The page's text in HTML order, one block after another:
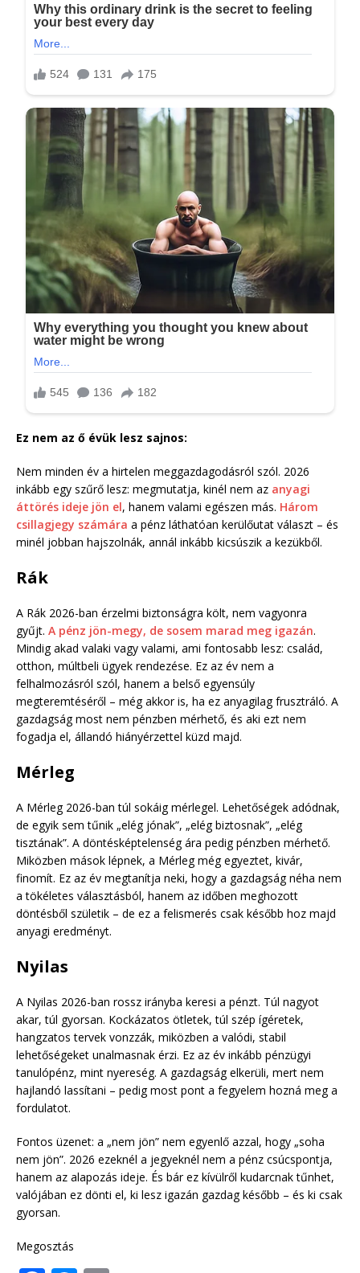
Ez nem az ő évük lesz sajnos:
Nem minden év a hirtelen meggazdagodásról szól. 2026
inkább egy szűrő lesz: megmutatja, kinél nem az anyagi
áttörés ideje jön el, hanem valami egészen más. Három
csillagjegy számára a pénz láthatóan kerülőutat választ – és
minél jobban hajszolnák, annál inkább kicsúszik a kezükből.
Rák
A Rák 2026-ban érzelmi biztonságra költ, nem vagyonra
gyűjt. A pénz jön-megy, de sosem marad meg igazán.
Mindig akad valaki vagy valami, ami fontosabb lesz: család,
otthon, múltbeli ügyek rendezése. Ez az év nem a
felhalmozásról szól, hanem a belső egyensúly
megteremtéséről – még akkor is, ha ez anyagilag frusztráló. A
gazdagság most nem pénzben mérhető, és aki ezt nem
fogadja el, állandó hiányérzettel küzd majd.
Mérleg
A Mérleg 2026-ban túl sokáig mérlegel. Lehetőségek adódnak,
de egyik sem tűnik „elég jónak”, „elég biztosnak”, „elég
tisztának”. A döntésképtelenség ára pedig pénzben mérhető.
Miközben mások lépnek, a Mérleg még egyeztet, kivár,
finomít. Ez az év megtanítja neki, hogy a gazdagság néha nem
a tökéletes választásból, hanem az időben meghozott
döntésből születik – de ez a felismerés csak később hoz majd
anyagi eredményt.
Nyilas
A Nyilas 2026-ban rossz irányba keresi a pénzt. Túl nagyot
akar, túl gyorsan. Kockázatos ötletek, túl szép ígéretek,
hangzatos tervek vonzzák, miközben a valódi, stabil
lehetőségeket unalmasnak érzi. Ez az év inkább pénzügyi
tanulópénz, mint nyereség. A gazdagság elkerüli, mert nem
hajlandó lassítani – pedig most pont a fegyelem hozná meg a
fordulatot.
Fontos üzenet: a „nem jön” nem egyenlő azzal, hogy „soha
nem jön”. 2026 ezeknél a jegyeknél nem a pénz csúcspontja,
hanem az alapozás ideje. És bár ez kívülről kudarcnak tűnhet,
valójában ez dönti el, ki lesz igazán gazdag később – és ki csak
gyorsan.
Megosztás